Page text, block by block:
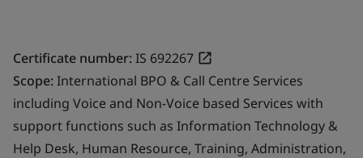
Certificate number:IS 692267
Scope:International BPO & Call Centre Services
including Voice and Non-Voice based Services with
support functions such as Information Technology &
Help Desk, Human Resource, Training, Administration,